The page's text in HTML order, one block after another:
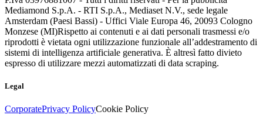
Mediamond S.p.A. - RTI S.p.A., Mediaset N.V., sede legale
Amsterdam (Paesi Bassi) - Uffici Viale Europa 46, 20093 Cologno
Monzese (MI)Rispetto ai contenuti e ai dati personali trasmessi e/o
riprodotti è vietata ogni utilizzazione funzionale all’addestramento di
sistemi di intelligenza artificiale generativa. È altresì fatto divieto
espresso di utilizzare mezzi automatizzati di data scraping.
Legal
CorporatePrivacy PolicyCookie Policy